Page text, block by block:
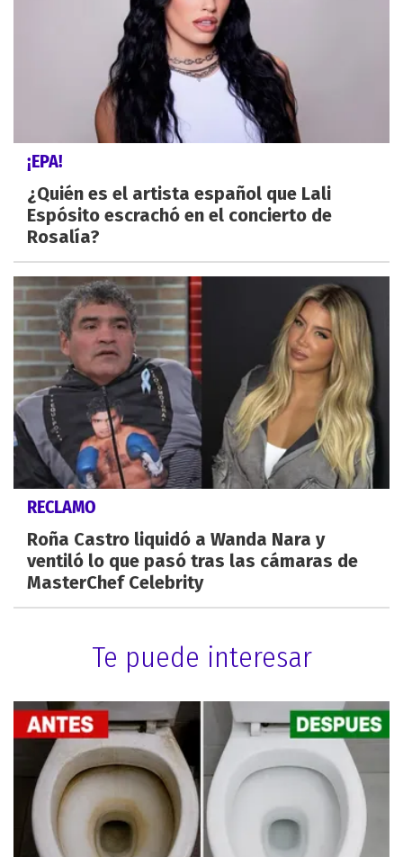
¡EPA!
¿Quién es el artista español que Lali
Espósito escrachó en el concierto de
Rosalía?
RECLAMO
Roña Castro liquidó a Wanda Nara y
ventiló lo que pasó tras las cámaras de
MasterChef Celebrity
Te puede interesar